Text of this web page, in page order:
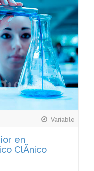
Variable
en
ClÃ­nico